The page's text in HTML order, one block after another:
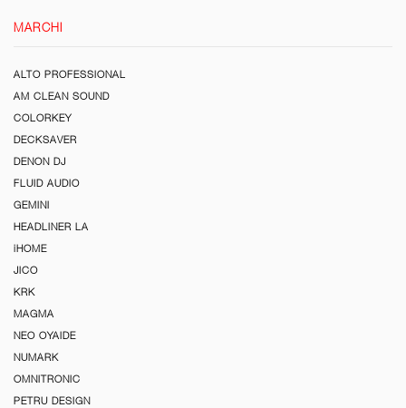
MARCHI
ALTO PROFESSIONAL
AM CLEAN SOUND
COLORKEY
DECKSAVER
DENON DJ
FLUID AUDIO
GEMINI
HEADLINER LA
iHOME
JICO
KRK
MAGMA
NEO OYAIDE
NUMARK
OMNITRONIC
PETRU DESIGN